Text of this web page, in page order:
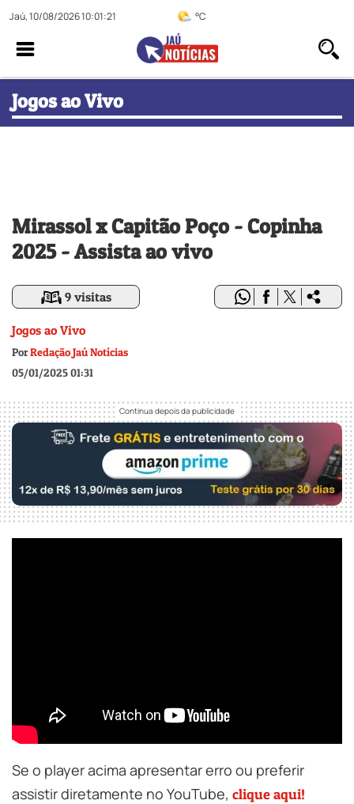
Jaú, 10/08/2026 10:01:22 °C
Jogos ao Vivo
Mirassol x Capitão Poço - Copinha
2025 - Assista ao vivo
9 visitas
Jogos ao Vivo
PorRedação Jaú Notícias
05/01/2025 01:31
Se o player acima apresentar erro ou preferir
assistir diretamente no YouTube, clique aqui!